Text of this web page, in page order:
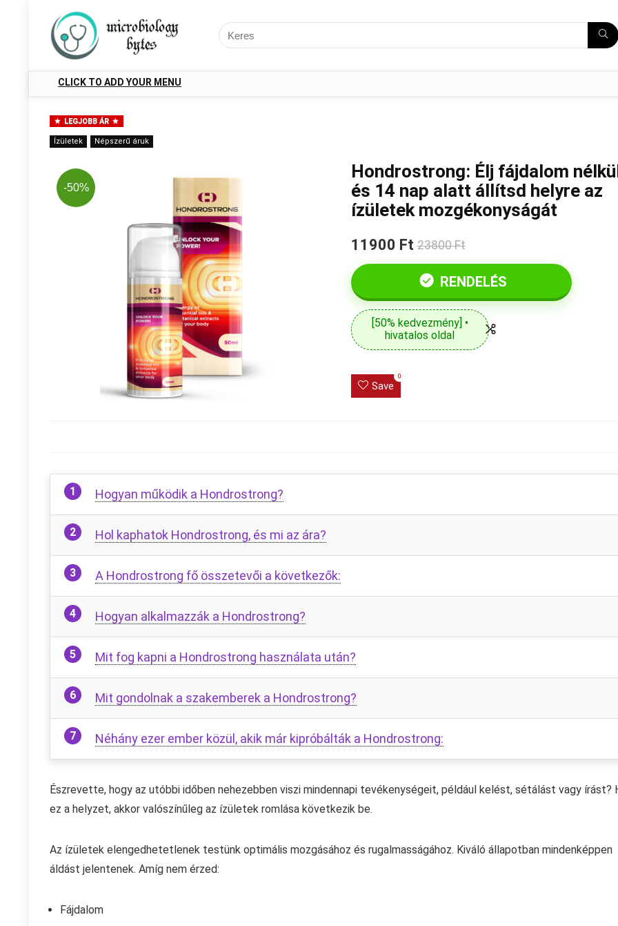
CLICK TO ADD YOUR MENU
LEGJOBB ÁR
Ízületek Népszerű áruk
-50%
Hondrostrong: Élj fájdalom
és 14 nap alatt állítsd helyre az
ízületek mozgékonyságát
11900 Ft 23800 Ft
RENDELÉS
[50% kedvezmény] •
hivatalos oldal
Save
0
Hogyan működik a Hondrostrong?
Hol kaphatok Hondrostrong, és mi az ára?
A Hondrostrong fő összetevői a következők:
Hogyan alkalmazzák a Hondrostrong?
Mit fog kapni a Hondrostrong használata után?
Mit gondolnak a szakemberek a Hondrostrong?
Néhány ezer ember közül, akik már kipróbálták a Hondrostrong:
Észrevette, hogy az utóbbi időben nehezebben viszi mindennapi tevékenységeit, például kelést, sétálást vagy írást?
ez a helyzet, akkor valószínűleg az ízületek romlása következik be.
Az ízületek elengedhetetlenek testünk optimális mozgásához és rugalmasságához. Kiváló állapotban mindenképpen
áldást jelentenek. Amíg nem érzed:
Fájdalom